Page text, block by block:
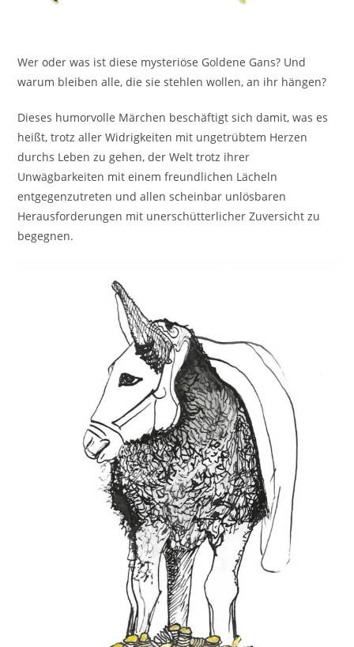
Wer oder was ist diese mysteriöse Goldene Gans? Und
warum bleiben alle, die sie stehlen wollen, an ihr hängen?
Dieses humorvolle Märchen beschäftigt sich damit, was es
heißt, trotz aller Widrigkeiten mit ungetrübtem Herzen
durchs Leben zu gehen, der Welt trotz ihrer
Unwägbarkeiten mit einem freundlichen Lächeln
entgegenzutreten und allen scheinbar unlösbaren
Herausforderungen mit unerschütterlicher Zuversicht zu
begegnen.